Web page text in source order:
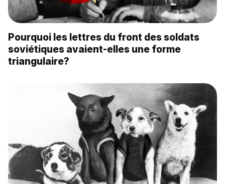
Pourquoi les lettres du front des soldats
soviétiques avaient-elles une forme
triangulaire?